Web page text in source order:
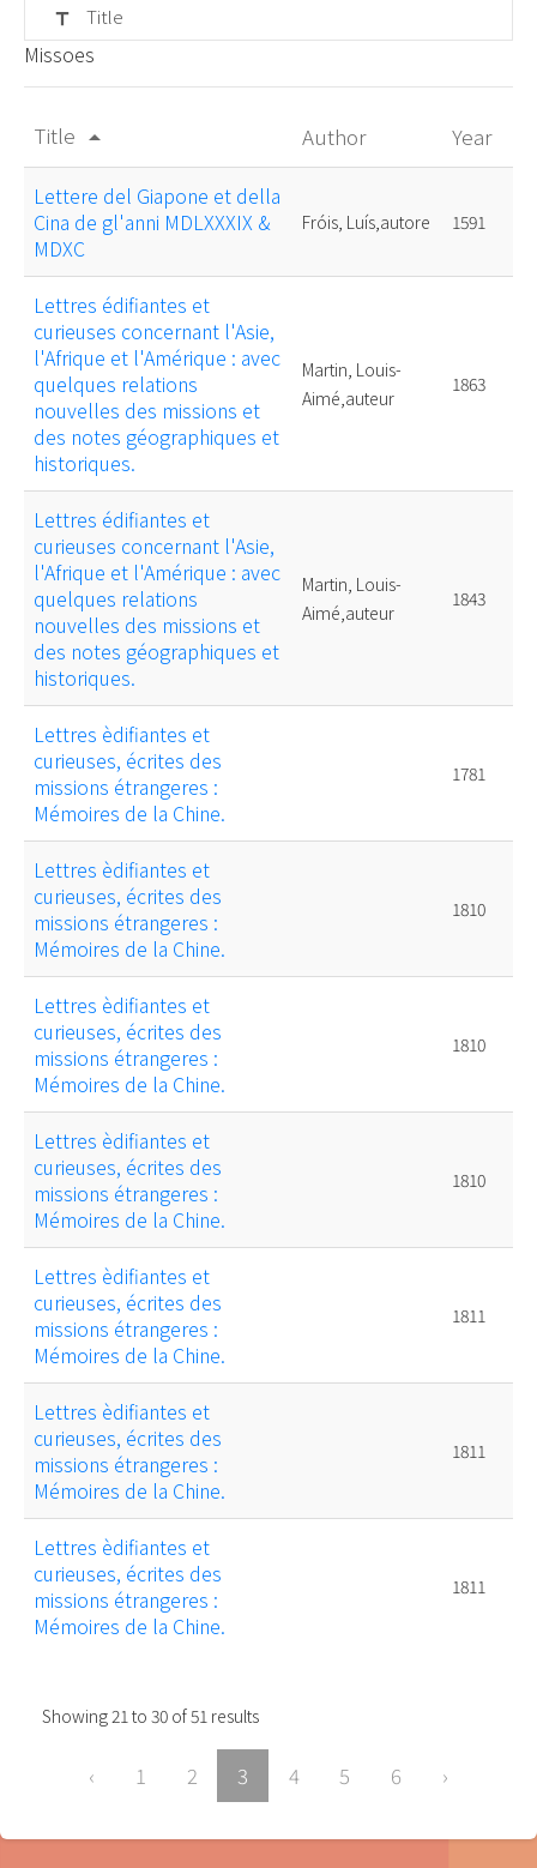
title Title
Missoes
Title arrow_drop_up Author Year
Lettere del Giapone et della
Cina de gl'anni MDLXXXIX &
MDXC
Fróis, Luís,autore 1591
Lettres édifiantes et
curieuses concernant l'Asie,
l'Afrique et l'Amérique : avec
quelques relations
nouvelles des missions et
des notes géographiques et
historiques.
Martin, Louis-
Aimé,auteur
1863
Lettres édifiantes et
curieuses concernant l'Asie,
l'Afrique et l'Amérique : avec
quelques relations
nouvelles des missions et
des notes géographiques et
historiques.
Martin, Louis-
Aimé,auteur
1843
Lettres èdifiantes et
curieuses, écrites des
missions étrangeres :
Mémoires de la Chine.
1781
Lettres èdifiantes et
curieuses, écrites des
missions étrangeres :
Mémoires de la Chine.
1810
Lettres èdifiantes et
curieuses, écrites des
missions étrangeres :
Mémoires de la Chine.
1810
Lettres èdifiantes et
curieuses, écrites des
missions étrangeres :
Mémoires de la Chine.
1810
Lettres èdifiantes et
curieuses, écrites des
missions étrangeres :
Mémoires de la Chine.
1811
Lettres èdifiantes et
curieuses, écrites des
missions étrangeres :
Mémoires de la Chine.
1811
Lettres èdifiantes et
curieuses, écrites des
missions étrangeres :
Mémoires de la Chine.
1811
Showing21to 30 of51 results
‹ 1 2 3 4 5 6 ›